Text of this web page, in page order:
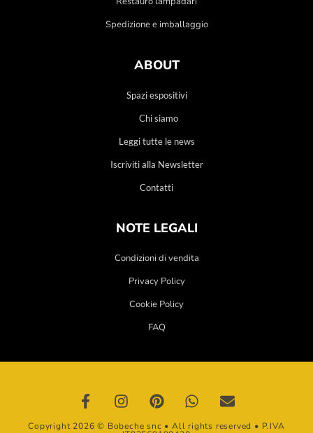
Spedizione e imballaggio
ABOUT
Spazi espositivi
Chi siamo
Leggi tutte le news
Iscriviti alla Newsletter
Contatti
NOTE LEGALI
Condizioni di vendita
Privacy Policy
Cookie Policy
FAQ
Copyright 2026 © Bobeche snc • All rights reserved • P.IVA